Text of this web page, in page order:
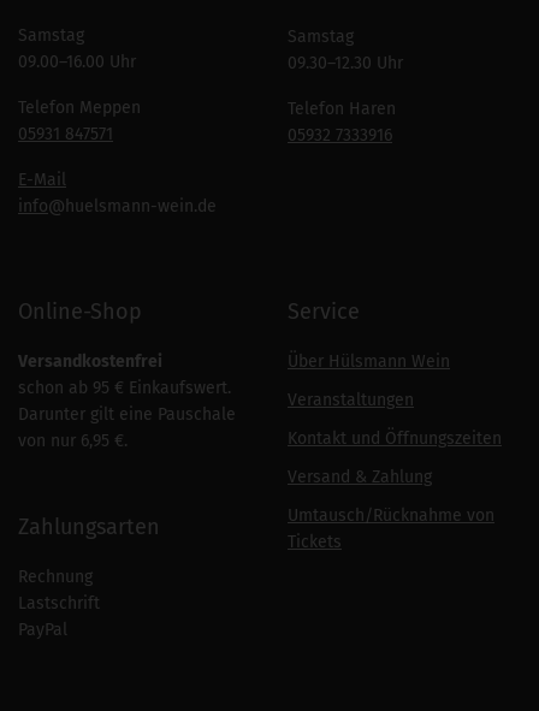
Samstag
09.00–16.00 Uhr
Telefon Meppen
05931 847571
E-Mail
info@huelsmann-wein.de
Samstag
09.30–12.30 Uhr
Telefon Haren
05932 7333916
Online-Shop
Versandkostenfrei
schon ab 95 € Einkaufswert.
Darunter gilt eine Pauschale
von nur 6,95 €.
Zahlungsarten
Rechnung
Lastschrift
PayPal
Service
Über Hülsmann Wein
Veranstaltungen
Kontakt und Öffnungszeiten
Versand & Zahlung
Umtausch/Rücknahme von
Tickets